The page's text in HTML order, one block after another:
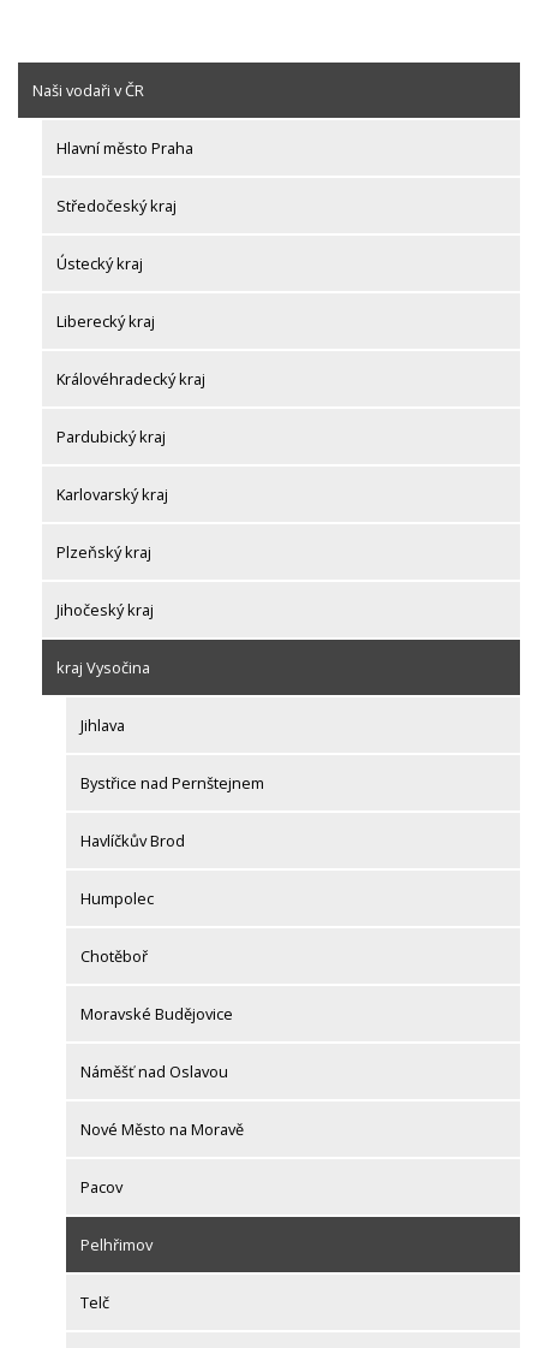
Naši vodaři v ČR
Hlavní město Praha
Středočeský kraj
Ústecký kraj
Liberecký kraj
Královéhradecký kraj
Pardubický kraj
Karlovarský kraj
Plzeňský kraj
Jihočeský kraj
kraj Vysočina
Jihlava
Bystřice nad Pernštejnem
Havlíčkův Brod
Humpolec
Chotěboř
Moravské Budějovice
Náměšť nad Oslavou
Nové Město na Moravě
Pacov
Pelhřimov
Telč